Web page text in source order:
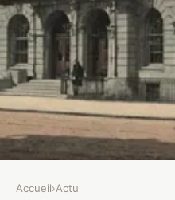
Accueil›Actu